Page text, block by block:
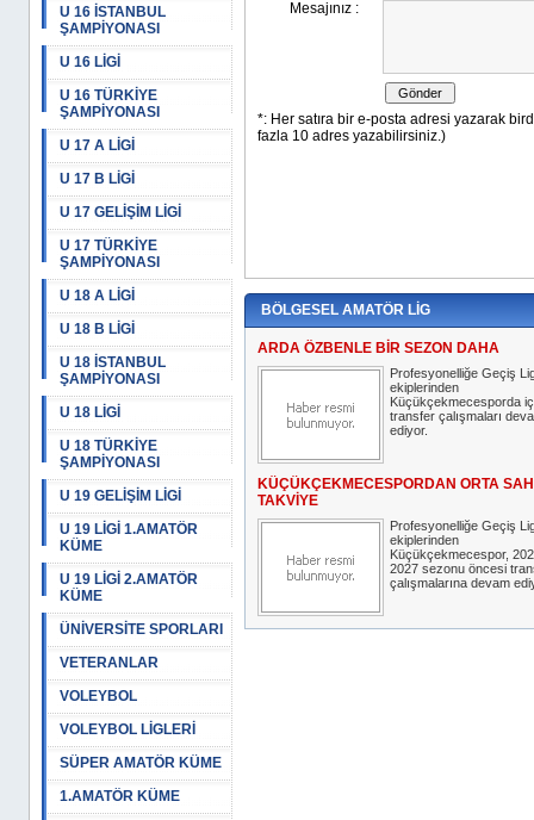
U 16 İSTANBUL
ŞAMPİYONASI
U 16 LİGİ
U 16 TÜRKİYE
ŞAMPİYONASI
U 17 A LİGİ
U 17 B LİGİ
U 17 GELİŞİM LİGİ
U 17 TÜRKİYE
ŞAMPİYONASI
U 18 A LİGİ
U 18 B LİGİ
U 18 İSTANBUL
ŞAMPİYONASI
U 18 LİGİ
U 18 TÜRKİYE
ŞAMPİYONASI
U 19 GELİŞİM LİGİ
U 19 LİGİ 1.AMATÖR
KÜME
U 19 LİGİ 2.AMATÖR
KÜME
ÜNİVERSİTE SPORLARI
VETERANLAR
VOLEYBOL
VOLEYBOL LİGLERİ
SÜPER AMATÖR KÜME
1.AMATÖR KÜME
BÖLGESEL AMATÖR LİG
ARDA ÖZBENLE BİR SEZON DAHA
Profesyonelliğe Geçiş
ekiplerinden
Küçükçekmecesporda iç
transfer çalışmaları
ediyor.
KÜÇÜKÇEKMECESPORDAN ORTA
TAKVİYE
Profesyonelliğe Geçiş
ekiplerinden
Küçükçekmecespor,
2027 sezonu öncesi
çalışmalarına devam